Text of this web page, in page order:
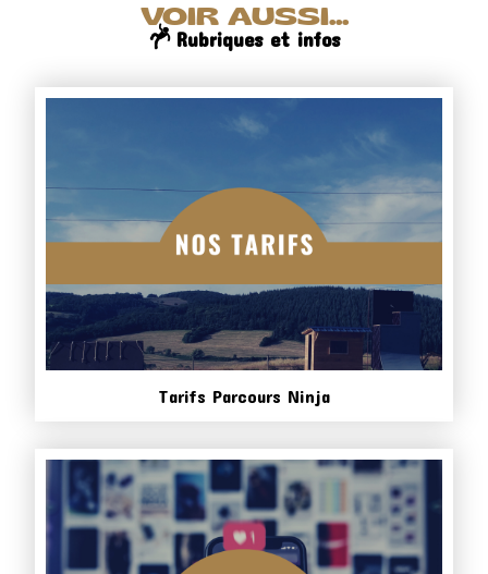
VOIR AUSSI...
Rubriques et infos
Tarifs Parcours Ninja